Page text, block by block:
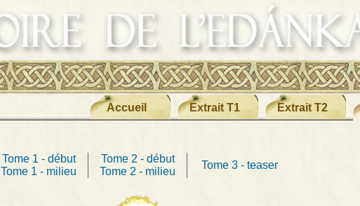
Accueil Extrait T1 Extrait T2
Tome 1 - début
Tome 1 - milieu
Tome 2 - début
Tome 2 - milieu
Tome 3 - teaser